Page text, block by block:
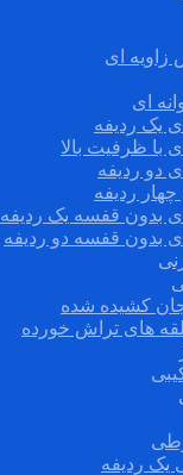
زاویه ای
ای
یک ردیفه
با ظرفیت بالا
دو ردیفه
ردیفه
بدون قفسه یک ردیفه
بدون قفسه دو ردیفه
کشیده شده
های تراش خورده
یک ردیفه